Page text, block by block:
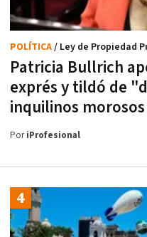
Patricia Bullrich
exprés y tildó de
inquilinos morosos
POLÍTICA/ Ley de Propiedad
PoriProfesional